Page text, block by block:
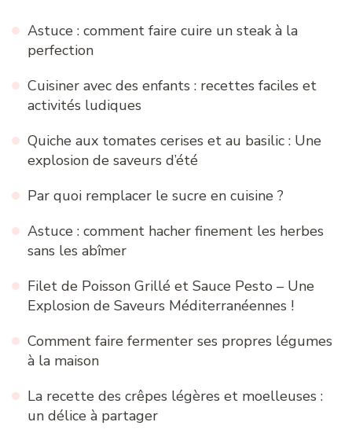
Astuce : comment faire cuire un steak à la
perfection
Cuisiner avec des enfants : recettes faciles et
activités ludiques
Quiche aux tomates cerises et au basilic : Une
explosion de saveurs d’été
Par quoi remplacer le sucre en cuisine ?
Astuce : comment hacher finement les herbes
sans les abîmer
Filet de Poisson Grillé et Sauce Pesto – Une
Explosion de Saveurs Méditerranéennes !
Comment faire fermenter ses propres légumes
à la maison
La recette des crêpes légères et moelleuses :
un délice à partager